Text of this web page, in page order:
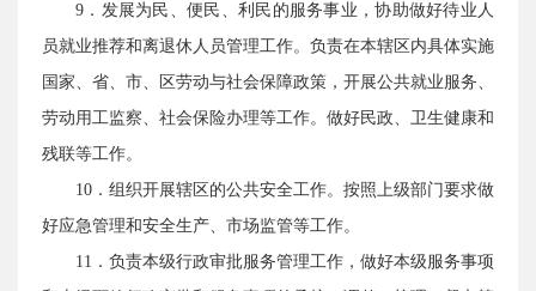
9．发展为民、便民、利民的服务事业，协助做好待业人
员就业推荐和离退休人员管理工作。负责在本辖区内具体实施
国家、省、市、区劳动与社会保障政策，开展公共就业服务、
劳动用工监察、社会保险办理等工作。做好民政、卫生健康和
残联等工作。
10．组织开展辖区的公共安全工作。按照上级部门要求做
好应急管理和安全生产、市场监管等工作。
11．负责本级行政审批服务管理工作，做好本级服务事项